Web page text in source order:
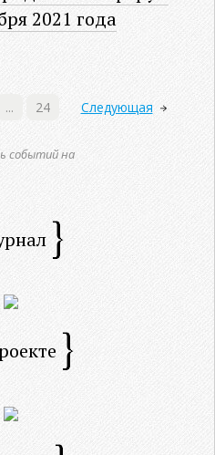
2021 года
... 24 Следующая
событий на